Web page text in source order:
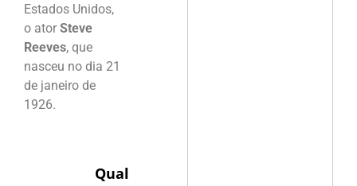
Estados Unidos,
o ator Steve
Reeves, que
nasceu no dia 21
de janeiro de
1926.
Qual